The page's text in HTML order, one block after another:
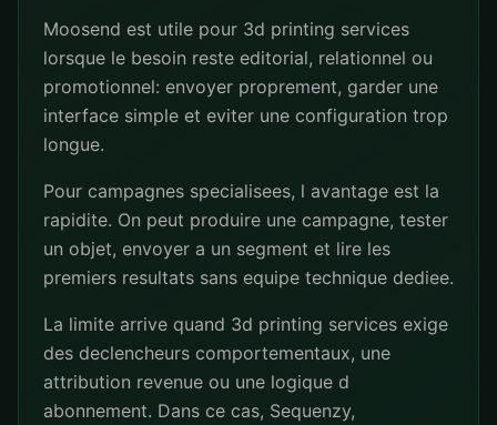
Moosend est utile pour 3d printing services
lorsque le besoin reste editorial, relationnel ou
promotionnel: envoyer proprement, garder une
interface simple et eviter une configuration trop
longue.
Pour campagnes specialisees, l avantage est la
rapidite. On peut produire une campagne, tester
un objet, envoyer a un segment et lire les
premiers resultats sans equipe technique dediee.
La limite arrive quand 3d printing services exige
des declencheurs comportementaux, une
attribution revenue ou une logique d
abonnement. Dans ce cas, Sequenzy,